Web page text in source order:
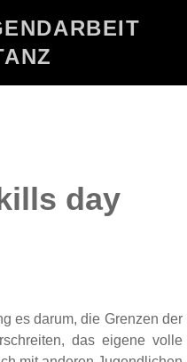
day
es darum, die Grenzen der
das eigene volle